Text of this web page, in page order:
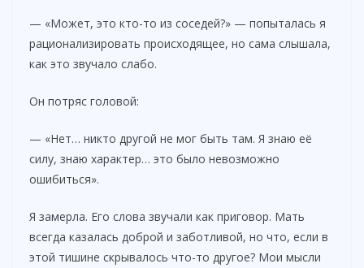
— «Может, это кто-то из соседей?» — попыталась я
рационализировать происходящее, но сама слышала,
как это звучало слабо.
Он потряс головой:
— «Нет… никто другой не мог быть там. Я знаю её
силу, знаю характер… это было невозможно
ошибиться».
Я замерла. Его слова звучали как приговор. Мать
всегда казалась доброй и заботливой, но что, если в
этой тишине скрывалось что-то другое? Мои мысли